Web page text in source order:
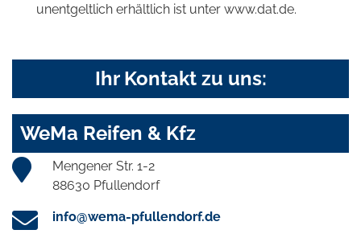
unentgeltlich erhältlich ist unter www.dat.de.
Ihr Kontakt zu uns:
WeMa Reifen & Kfz
Mengener Str. 1-2
88630 Pfullendorf
info@wema-pfullendorf.de